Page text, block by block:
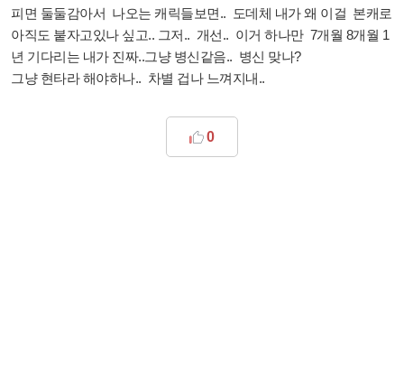
피면 둘둘감아서 나오는 캐릭들보면.. 도데체 내가 왜 이걸 본캐로
아직도 붙자고있나 싶고.. 그저.. 개선.. 이거 하나만 7개월 8개월 1
년 기다리는 내가 진짜..그냥 병신같음.. 병신 맞나?
그냥 현타라 해야하나.. 차별 겁나 느껴지내..
0